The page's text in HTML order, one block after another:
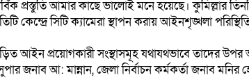
আমার কাছে ভালোই মনে হয়েছে। কুমিল্লার
সিটি ক্যামেরা স্থাপন করায় আইনশৃঙ্খলা পরিস্থিতি
আইন প্রয়োগকারী সংস্থাসমূহ যথাযথভাবে তাদের উপর
জনাব আ: মান্নান, জেলা নির্বাচন কর্মকর্তা জনাব মনির